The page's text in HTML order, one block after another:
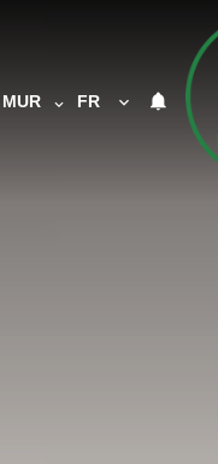
MUR FR